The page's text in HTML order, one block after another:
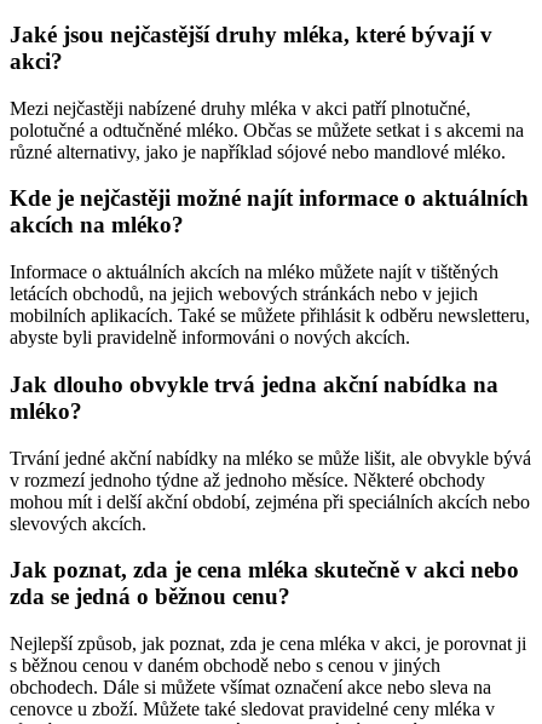
Jaké jsou nejčastější druhy mléka, které bývají v
akci?
Mezi nejčastěji nabízené druhy mléka v akci patří plnotučné,
polotučné a odtučněné mléko. Občas se můžete setkat i s akcemi na
různé alternativy, jako je například sójové nebo mandlové mléko.
Kde je nejčastěji možné najít informace o aktuálních
akcích na mléko?
Informace o aktuálních akcích na mléko můžete najít v tištěných
letácích obchodů, na jejich webových stránkách nebo v jejich
mobilních aplikacích. Také se můžete přihlásit k odběru newsletteru,
abyste byli pravidelně informováni o nových akcích.
Jak dlouho obvykle trvá jedna akční nabídka na
mléko?
Trvání jedné akční nabídky na mléko se může lišit, ale obvykle bývá
v rozmezí jednoho týdne až jednoho měsíce. Některé obchody
mohou mít i delší akční období, zejména při speciálních akcích nebo
slevových akcích.
Jak poznat, zda je cena mléka skutečně v akci nebo
zda se jedná o běžnou cenu?
Nejlepší způsob, jak poznat, zda je cena mléka v akci, je porovnat ji
s běžnou cenou v daném obchodě nebo s cenou v jiných
obchodech. Dále si můžete všímat označení akce nebo sleva na
cenovce u zboží. Můžete také sledovat pravidelné ceny mléka v